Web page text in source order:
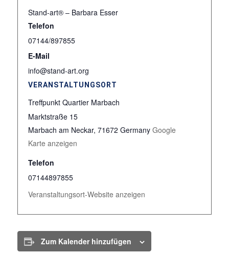
VERANSTALTUNGSORT
Treffpunkt Quartier Marbach
Marktstraße 15
Marbach am Neckar, 71672 Germany Google
Karte anzeigen
Telefon
07144897855
Veranstaltungsort-Website anzeigen
Stand-art® – Barbara Esser
Telefon
07144/897855
E-Mail
info@stand-art.org
Zum Kalender hinzufügen